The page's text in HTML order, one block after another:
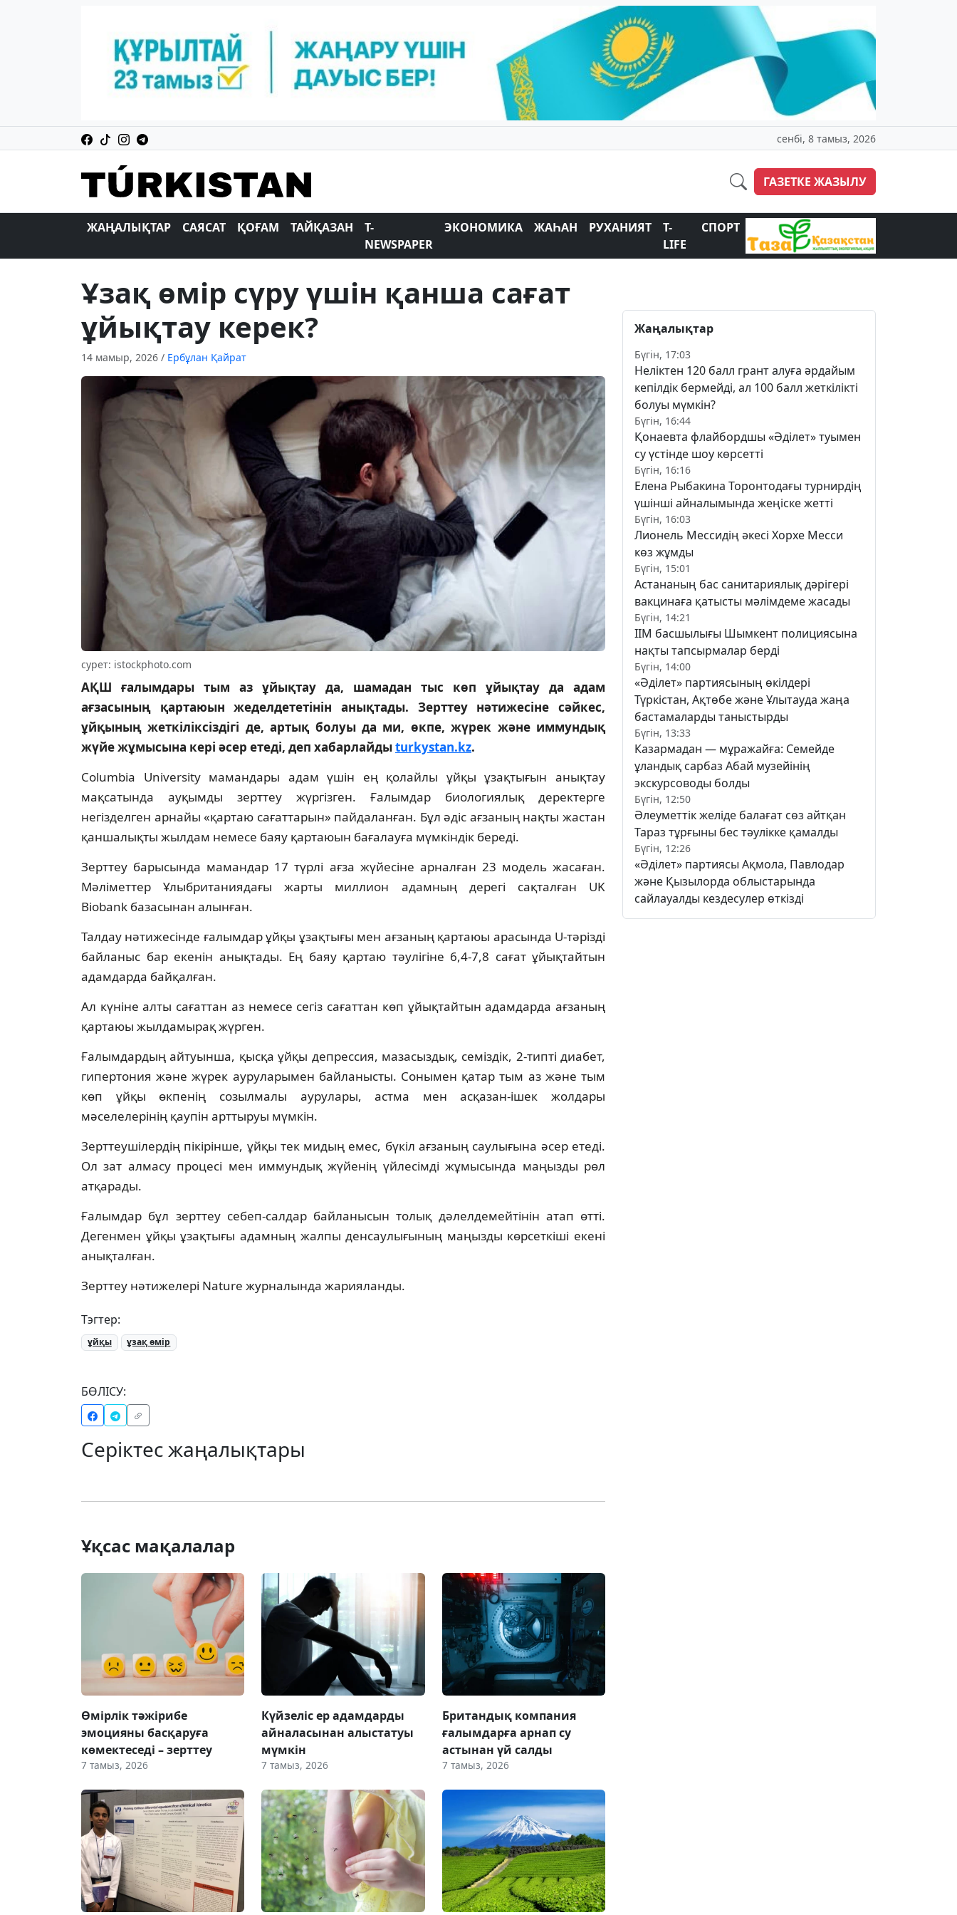
сенбі, 8 тамыз, 2026
ГАЗЕТКЕ ЖАЗЫЛУ
ЖАҢАЛЫҚТАР САЯСАТ ҚОҒАМ ТАЙҚАЗАН
T-
NEWSPAPER
ЭКОНОМИКА ЖАҺАН РУХАНИЯТ
T-
LIFE
СПОРТ
Ұзақ өмір сүру үшін қанша сағат
ұйықтау керек?
14 мамыр, 2026 / Ербұлан Қайрат
сурет: istockphoto.com
АҚШ ғалымдары тым аз ұйықтау да, шамадан тыс көп ұйықтау да адам
ағзасының қартаюын жеделдететінін анықтады. Зерттеу нәтижесіне сәйкес,
ұйқының жеткіліксіздігі де, артық болуы да ми, өкпе, жүрек және иммундық
жүйе жұмысына кері әсер етеді, деп хабарлайдыturkystan.kz.
Columbia University мамандары адам үшін ең қолайлы ұйқы ұзақтығын анықтау
мақсатында ауқымды зерттеу жүргізген. Ғалымдар биологиялық деректерге
негізделген арнайы «қартаю сағаттарын» пайдаланған. Бұл әдіс ағзаның нақты жастан
қаншалықты жылдам немесе баяу қартаюын бағалауға мүмкіндік береді.
Зерттеу барысында мамандар 17 түрлі ағза жүйесіне арналған 23 модель жасаған.
Мәліметтер Ұлыбританиядағы жарты миллион адамның дерегі сақталған UK
Biobank базасынан алынған.
Талдау нәтижесінде ғалымдар ұйқы ұзақтығы мен ағзаның қартаюы арасында U-тәрізді
байланыс бар екенін анықтады. Ең баяу қартаю тәулігіне 6,4-7,8 сағат ұйықтайтын
адамдарда байқалған.
Ал күніне алты сағаттан аз немесе сегіз сағаттан көп ұйықтайтын адамдарда ағзаның
қартаюы жылдамырақ жүрген.
Ғалымдардың айтуынша, қысқа ұйқы депрессия, мазасыздық, семіздік, 2-типті диабет,
гипертония және жүрек ауруларымен байланысты. Сонымен қатар тым аз және тым
көп ұйқы өкпенің созылмалы аурулары, астма мен асқазан-ішек жолдары
мәселелерінің қаупін арттыруы мүмкін.
Зерттеушілердің пікірінше, ұйқы тек мидың емес, бүкіл ағзаның саулығына әсер етеді.
Ол зат алмасу процесі мен иммундық жүйенің үйлесімді жұмысында маңызды рөл
атқарады.
Ғалымдар бұл зерттеу себеп-салдар байланысын толық дәлелдемейтінін атап өтті.
Дегенмен ұйқы ұзақтығы адамның жалпы денсаулығының маңызды көрсеткіші екені
анықталған.
Зерттеу нәтижелері Nature журналында жарияланды.
Тэгтер:
ұйқы ұзақ өмір
БӨЛІСУ:
Серіктес жаңалықтары
Ұқсас мақалалар
Өмірлік тәжірибе
эмоцияны басқаруға
көмектеседі – зерттеу
7 тамыз, 2026
Күйзеліс ер адамдарды
айналасынан алыстатуы
мүмкін
7 тамыз, 2026
Британдық компания
ғалымдарға арнап су
астынан үй салды
7 тамыз, 2026
Жаңалықтар
Бүгін, 17:03
Неліктен 120 балл грант алуға әрдайым
кепілдік бермейді, ал 100 балл жеткілікті
болуы мүмкін?
Бүгін, 16:44
Қонаевта флайбордшы «Әділет» туымен
су үстінде шоу көрсетті
Бүгін, 16:16
Елена Рыбакина Торонтодағы турнирдің
үшінші айналымында жеңіске жетті
Бүгін, 16:03
Лионель Мессидің әкесі Хорхе Месси
көз жұмды
Бүгін, 15:01
Астананың бас санитариялық дәрігері
вакцинаға қатысты мәлімдеме жасады
Бүгін, 14:21
ІІМ басшылығы Шымкент полициясына
нақты тапсырмалар берді
Бүгін, 14:00
«Әділет» партиясының өкілдері
Түркістан, Ақтөбе және Ұлытауда жаңа
бастамаларды таныстырды
Бүгін, 13:33
Казармадан — мұражайға: Семейде
ұландық сарбаз Абай музейінің
экскурсоводы болды
Бүгін, 12:50
Әлеуметтік желіде балағат сөз айтқан
Тараз тұрғыны бес тәулікке қамалды
Бүгін, 12:26
«Әділет» партиясы Ақмола, Павлодар
және Қызылорда облыстарында
сайлауалды кездесулер өткізді